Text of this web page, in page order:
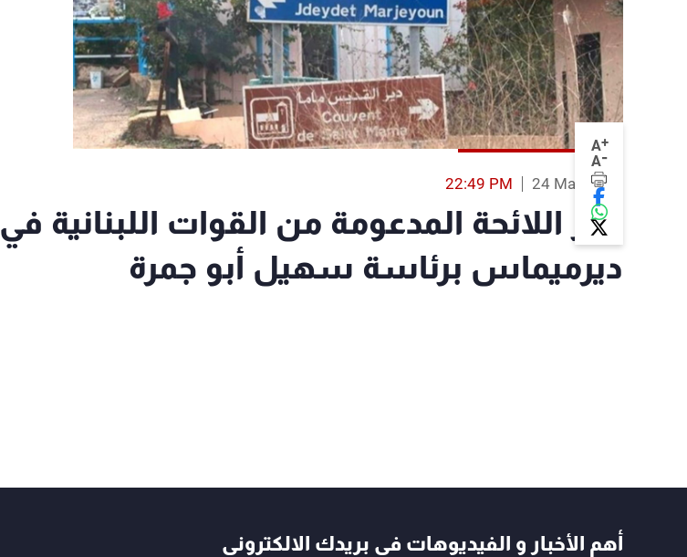
A+
A-
24 May 2025
22:49 PM
فوز اللائحة المدعومة من القوات اللبنانية في
ديرميماس برئاسة سهيل أبو جمرة
أهم الأخبار و الفيديوهات في بريدك الالكتروني